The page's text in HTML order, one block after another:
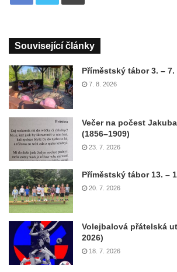
Související články
Příměstský tábor 3. – 7.
7. 8. 2026
Večer na počest
(1856–1909)
23. 7. 2026
Příměstský tábor 13. –
20. 7. 2026
Volejbalová přátelská
2026)
18. 7. 2026